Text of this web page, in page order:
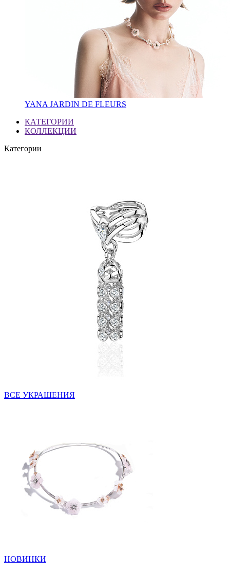
YANA JARDIN DE FLEURS
КАТЕГОРИИ
КОЛЛЕКЦИИ
Категории
ВСЕ УКРАШЕНИЯ
НОВИНКИ